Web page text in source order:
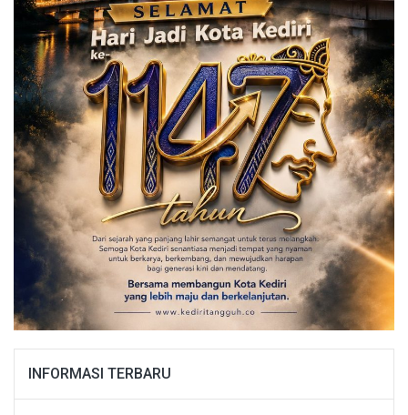
INFORMASI TERBARU